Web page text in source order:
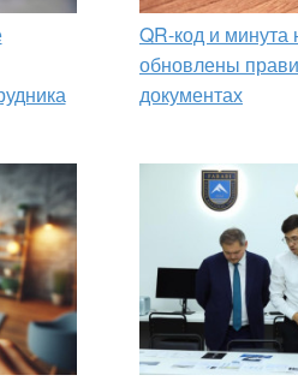
QR-код и
обновлены
документах